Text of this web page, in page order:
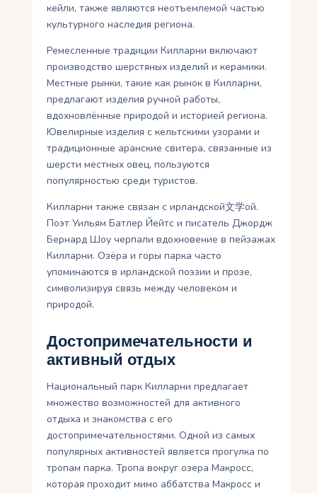
кейли, также являются неотъемлемой частью
культурного наследия региона.
Ремесленные традиции Килларни включают
производство шерстяных изделий и керамики.
Местные рынки, такие как рынок в Килларни,
предлагают изделия ручной работы,
вдохновлённые природой и историей региона.
Ювелирные изделия с кельтскими узорами и
традиционные аранские свитера, связанные из
шерсти местных овец, пользуются
популярностью среди туристов.
Килларни также связан с ирландской文学ой.
Поэт Уильям Батлер Йейтс и писатель Джордж
Бернард Шоу черпали вдохновение в пейзажах
Килларни. Озёра и горы парка часто
упоминаются в ирландской поэзии и прозе,
символизируя связь между человеком и
природой.
Достопримечательности и
активный отдых
Национальный парк Килларни предлагает
множество возможностей для активного
отдыха и знакомства с его
достопримечательностями. Одной из самых
популярных активностей является прогулка по
тропам парка. Тропа вокруг озера Макросс,
которая проходит мимо аббатства Макросс и